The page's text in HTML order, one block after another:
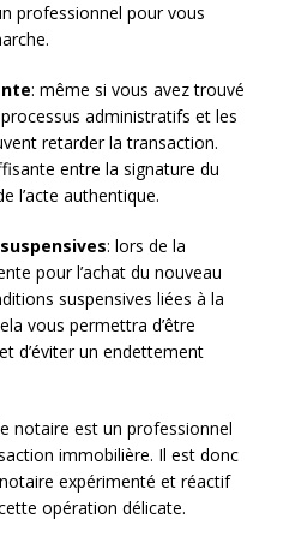
professionnel pour vous
: même si vous avez trouvé
administratifs et les
retarder la transaction.
entre la signature du
l’acte authentique.
: lors de la
pour l’achat du nouveau
suspensives liées à la
vous permettra d’être
d’éviter un endettement
notaire est un professionnel
immobilière. Il est donc
expérimenté et réactif
opération délicate.